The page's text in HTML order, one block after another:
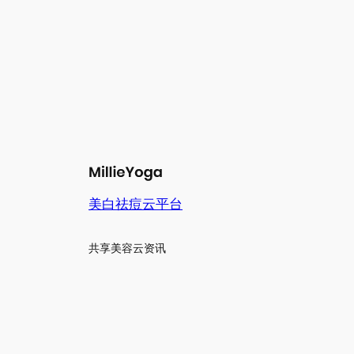
美白祛痘云平台
共享美容云资讯